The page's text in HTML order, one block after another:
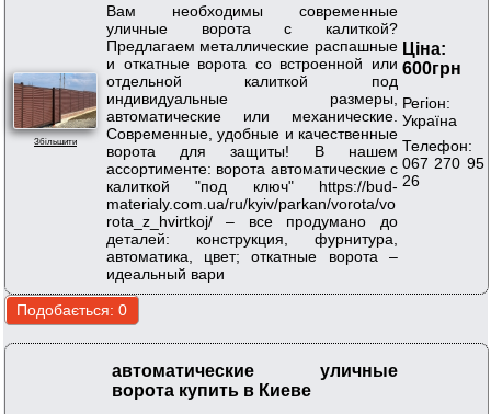
Збільшити
Вам необходимы современные
уличные ворота с калиткой?
Предлагаем металлические распашные
и откатные ворота со встроенной или
отдельной калиткой под
индивидуальные размеры,
автоматические или механические.
Современные, удобные и качественные
ворота для защиты! В нашем
ассортименте: ворота автоматические с
калиткой "под ключ" https://bud-
materialy.com.ua/ru/kyiv/parkan/vorota/vo
rota_z_hvirtkoj/ – все продумано до
деталей: конструкция, фурнитура,
автоматика, цвет; откатные ворота –
идеальный вари
Ціна:
600грн
Регіон:
Україна
Телефон:
067 270 95
26
автоматические уличные
ворота купить в Киеве